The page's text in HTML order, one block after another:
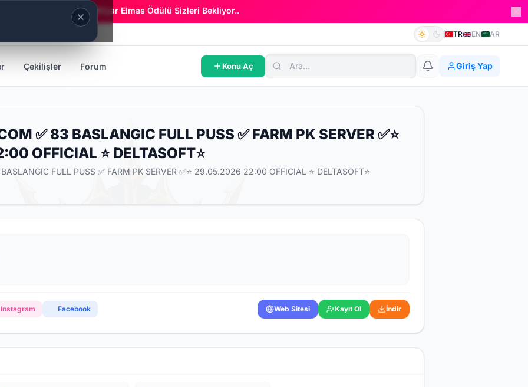
Era Online - 2 Milyar Elmas Ödülü Sizleri Bekliyor..
TR EN AR
Çekilişler Forum Konu Aç Giriş Yap
✅ 83 BASLANGIC FULL PUSS ✅ FARM PK SERVER ✅⭐
OFFICIAL ⭐ DELTASOFT⭐
FULL PUSS ✅ FARM PK SERVER ✅⭐ 29.05.2026 22:00 OFFICIAL ⭐ DELTASOFT⭐
Instagram Facebook Web Sitesi Kayıt Ol İndir